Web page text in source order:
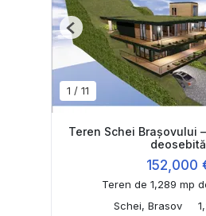
1 / 11
Previous
Teren Schei Brașovului
deosebită
152,000
Teren de 1,289 mp
Schei, Brasov